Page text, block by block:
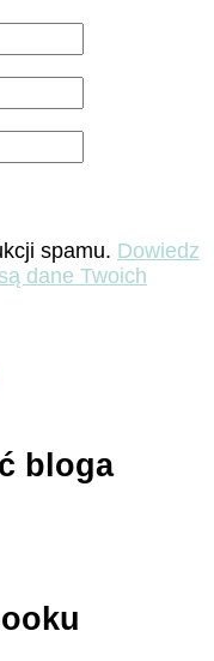
spamu. Dowiedz
dane Twoich
bloga